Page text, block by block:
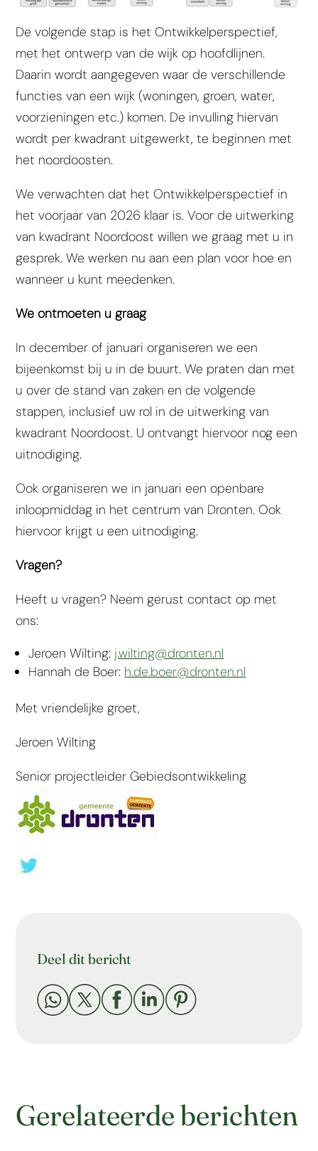
De volgende stap is het Ontwikkelperspectief,
met het ontwerp van de wijk op hoofdlijnen.
Daarin wordt aangegeven waar de verschillende
functies van een wijk (woningen, groen, water,
voorzieningen etc.) komen. De invulling hiervan
wordt per kwadrant uitgewerkt, te beginnen met
het noordoosten.
We verwachten dat het Ontwikkelperspectief in
het voorjaar van 2026 klaar is. Voor de uitwerking
van kwadrant Noordoost willen we graag met u in
gesprek. We werken nu aan een plan voor hoe en
wanneer u kunt meedenken.
We ontmoeten u graag
In december of januari organiseren we een
bijeenkomst bij u in de buurt. We praten dan met
u over de stand van zaken en de volgende
stappen, inclusief uw rol in de uitwerking van
kwadrant Noordoost. U ontvangt hiervoor nog een
uitnodiging.
Ook organiseren we in januari een openbare
inloopmiddag in het centrum van Dronten. Ook
hiervoor krijgt u een uitnodiging.
Vragen?
Heeft u vragen? Neem gerust contact op met
ons:
Jeroen Wilting: j.wilting@dronten.nl
Hannah de Boer: h.de.boer@dronten.nl
Met vriendelijke groet,
Jeroen Wilting
Senior projectleider Gebiedsontwikkeling
Deel dit bericht
    
Gerelateerde berichten